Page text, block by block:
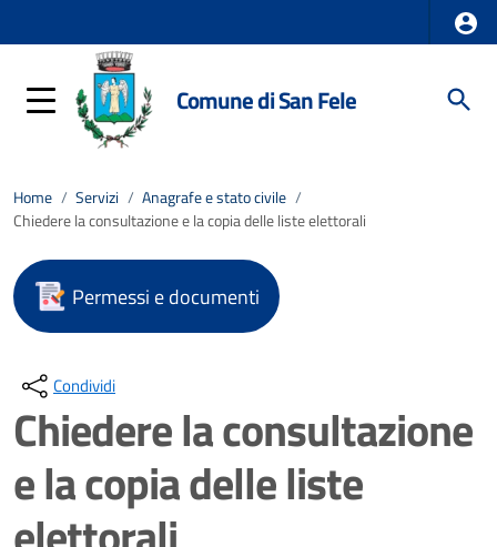
Comune di San Fele
Home / Servizi / Anagrafe e stato civile /
Chiedere la consultazione e la copia delle liste elettorali
Permessi e documenti
Condividi
Chiedere la consultazione
e la copia delle liste